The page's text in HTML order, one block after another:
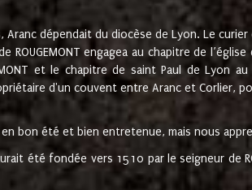
dépendait du diocèse de Lyon. Le
ROUGEMONT engagea au chapitre de
et le chapitre de saint Paul de Lyon
d'un couvent entre Aranc et Corlier,
bon été et bien entretenue, mais nous
été fondée vers 1510 par le seigneur de